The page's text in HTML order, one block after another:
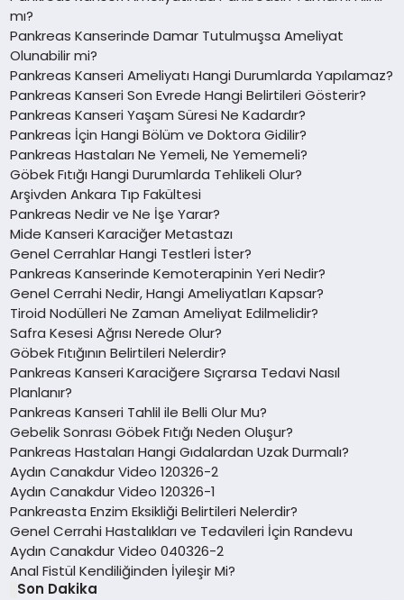
mı?
Pankreas Kanserinde Damar Tutulmuşsa Ameliyat
Olunabilir mi?
Pankreas Kanseri Ameliyatı Hangi Durumlarda Yapılamaz?
Pankreas Kanseri Son Evrede Hangi Belirtileri Gösterir?
Pankreas Kanseri Yaşam Süresi Ne Kadardır?
Pankreas İçin Hangi Bölüm ve Doktora Gidilir?
Pankreas Hastaları Ne Yemeli, Ne Yememeli?
Göbek Fıtığı Hangi Durumlarda Tehlikeli Olur?
Arşivden Ankara Tıp Fakültesi
Pankreas Nedir ve Ne İşe Yarar?
Mide Kanseri Karaciğer Metastazı
Genel Cerrahlar Hangi Testleri İster?
Pankreas Kanserinde Kemoterapinin Yeri Nedir?
Genel Cerrahi Nedir, Hangi Ameliyatları Kapsar?
Tiroid Nodülleri Ne Zaman Ameliyat Edilmelidir?
Safra Kesesi Ağrısı Nerede Olur?
Göbek Fıtığının Belirtileri Nelerdir?
Pankreas Kanseri Karaciğere Sıçrarsa Tedavi Nasıl
Planlanır?
Pankreas Kanseri Tahlil ile Belli Olur Mu?
Gebelik Sonrası Göbek Fıtığı Neden Oluşur?
Pankreas Hastaları Hangi Gıdalardan Uzak Durmalı?
Aydın Canakdur Video 120326-2
Aydın Canakdur Video 120326-1
Pankreasta Enzim Eksikliği Belirtileri Nelerdir?
Genel Cerrahi Hastalıkları ve Tedavileri İçin Randevu
Aydın Canakdur Video 040326-2
Anal Fistül Kendiliğinden İyileşir Mi?
Son Dakika